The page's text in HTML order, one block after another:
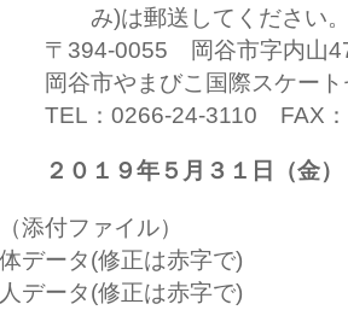
郵送してください
0055 岡谷市字内山
やまびこ国際スケートセ
0266-24-3110 FAX：
２０１９年５月３１日（金）
添付ファイル）
ータ(修正は赤字で)
ータ(修正は赤字で)